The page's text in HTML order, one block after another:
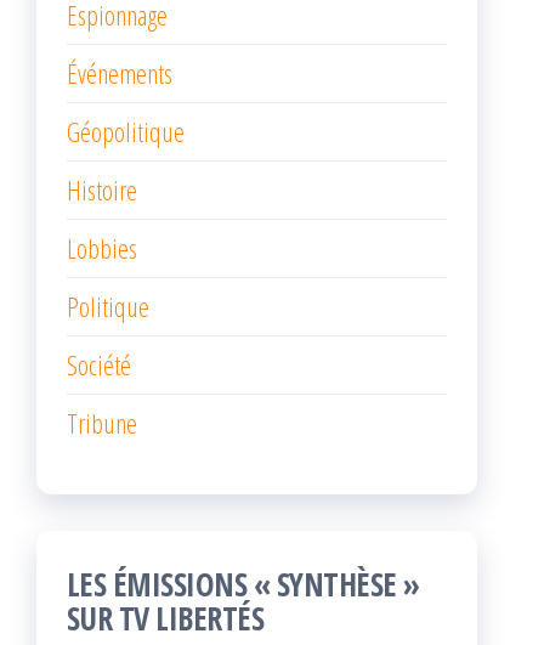
Espionnage
Événements
Géopolitique
Histoire
Lobbies
Politique
Société
Tribune
LES ÉMISSIONS « SYNTHÈSE »
SUR TV LIBERTÉS